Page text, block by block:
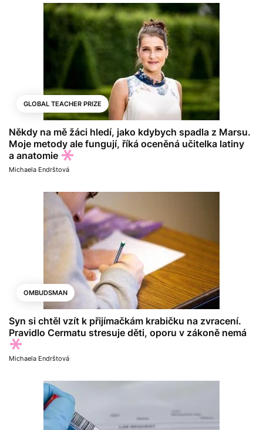
GLOBAL TEACHER PRIZE
Někdy na mě žáci hledí, jako kdybych spadla z Marsu.
Moje metody ale fungují, říká oceněná učitelka latiny
a anatomie
Michaela Endrštová
OMBUDSMAN
Syn si chtěl vzít k přijímačkám krabičku na zvracení.
Pravidlo Cermatu stresuje děti, oporu v zákoně nemá
Michaela Endrštová